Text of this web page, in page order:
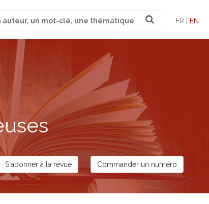
FR | EN
S'abonner à la revue Commander un numéro